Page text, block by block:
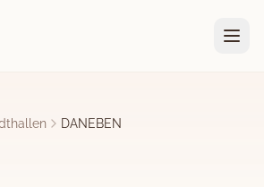
DANEBEN